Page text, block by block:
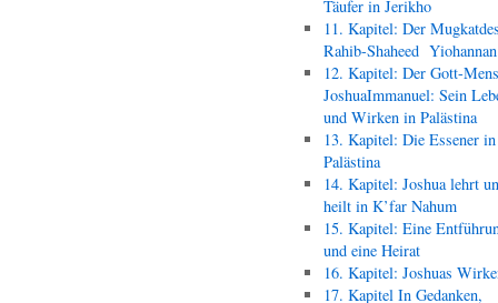
Täufer in Jerikho
11. Kapitel: Der
Rahib-Shaheed
12. Kapitel: Der Gott-
JoshuaImmanuel: Sein
und Wirken in Palästina
13. Kapitel: Die Essener in
Palästina
14. Kapitel: Joshua lehrt
heilt in K’far Nahum
15. Kapitel: Eine
und eine Heirat
16. Kapitel: Joshuas
17. Kapitel In Gedanken,